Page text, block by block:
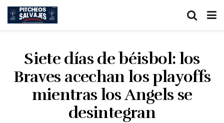
Siete días de béisbol: los
Braves acechan los playoffs
mientras los Angels se
desintegran